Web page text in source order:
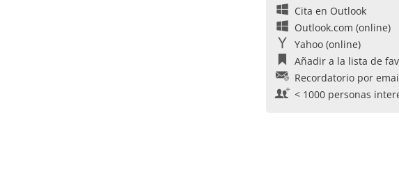
Cita en Outlook
Outlook.com (online)
Yahoo (online)
Añadir a la lista de
Recordatorio por
< 1000 personas